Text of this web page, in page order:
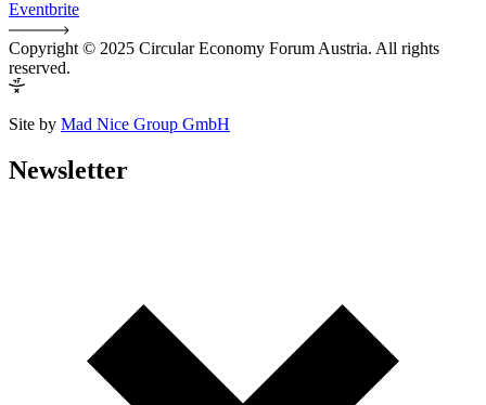
Eventbrite
Copyright © 2025 Circular Economy Forum Austria. All rights
reserved.
Site by Mad Nice Group GmbH
Newsletter